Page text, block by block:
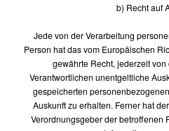
b) Recht auf
Jede von der Verarbeitung
Person hat das vom Europäischen
gewährte Recht, jederzeit
Verantwortlichen unentgeltliche
gespeicherten
Auskunft zu erhalten. Ferner hat
Verordnungsgeber der betroffenen